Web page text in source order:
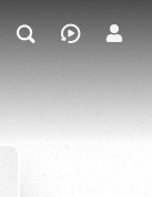
玄幻武侠 奇幻